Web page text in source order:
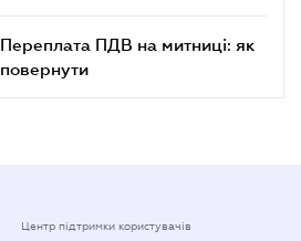
Переплата ПДВ на митниці: як
повернути
Центр підтримки користувачів